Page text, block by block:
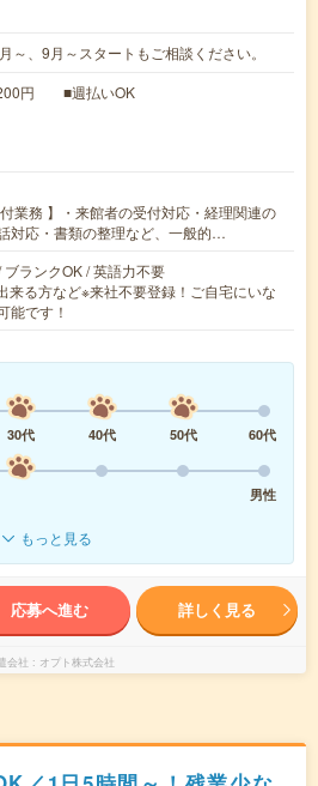
、9月～スタートもご相談ください。
円 ■週払いOK
付業務 】・来館者の受付対応・経理関連の
対応・書類の整理など、一般的…
ブランクOK / 英語力不要
来る方など※来社不要登録！ご自宅にいな
能です！
30代 40代 50代
60代
男性
もっと見る
応募へ進む 詳しく見る
会社 オプト株式会社